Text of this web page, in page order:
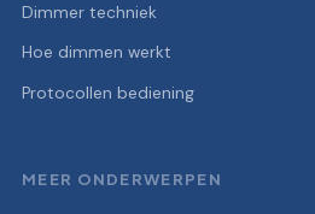
Dimmer techniek
Hoe dimmen werkt
Protocollen bediening
MEER ONDERWERPEN